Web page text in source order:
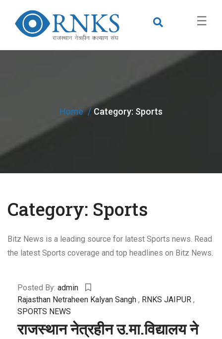
☰
×
Home Category: Sports
Category: Sports
Bitz News is a leading source for latest Sports news. Read
the latest Sports coverage and top headlines on Bitz News.
Posted By: admin
Rajasthan Netraheen Kalyan Sangh , RNKS JAIPUR ,
SPORTS NEWS
राजस्थान नेत्रहीन उ.मा.विद्यालय ने